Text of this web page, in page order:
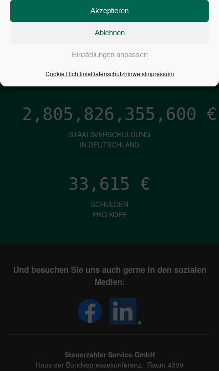
Akzeptieren
Ablehnen
Einstellungen anpassen
Cookie RichtlinieDatenschutzhinweisImpressum
PRO SEKUNDE
2,805,826,356,870 €
STAATSVERSCHULDUNG
IN DEUTSCHLAND
33,615 €
SCHULDEN
PRO KOPF
Und besuchen Sie uns auch gerne in den sozialen
Medien:
Steuerzahler Service GmbH
Haus der Bundespressekonferenz, Raum 4309